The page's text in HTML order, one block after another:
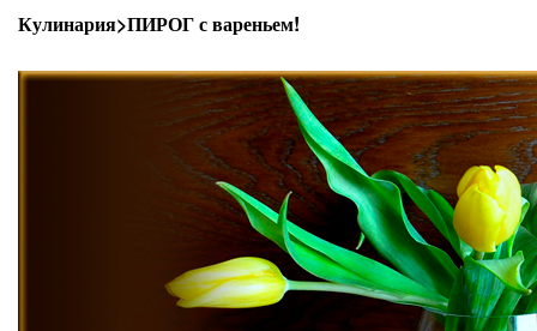
Кулинария>ПИРОГ с вареньем!